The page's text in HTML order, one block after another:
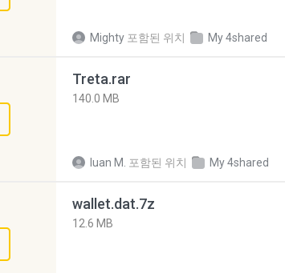
Mighty 포함된 위치 My 4shared
Treta.rar
140.0 MB
luan M. 포함된 위치 My 4shared
wallet.dat.7z
12.6 MB